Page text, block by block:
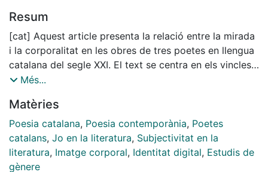
Resum
[cat] Aquest article presenta la relació entre la mirada
i la corporalitat en les obres de tres poetes en llengua
catalana del segle XXI. El text se centra en els vincles
amb els afectes, el paper de les xarxes socials i el món
d'identitats. Aquests elements permeten formular un
marc interpretatiu pels textos i posar-los en relació
amb les principals qüestions teòriques preponderants
del període, així com fer una radiografia de tres noms
cabdals i una reflexió sobre el moment actual, la
Més...
Matèries
Poesia catalana, Poesia contemporània, Poetes
catalans, Jo en la literatura, Subjectivitat en la
literatura, Imatge corporal, Identitat digital, Estudis de
gènere